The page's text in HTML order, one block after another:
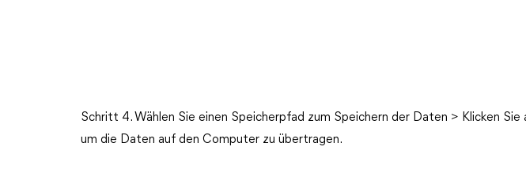
Schritt 4. Wählen Sie einen Speicherpfad zum Speichern der Daten > Klicken Sie
um die Daten auf den Computer zu übertragen.